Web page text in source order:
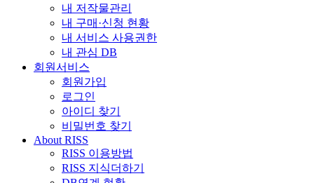
내 저작물관리
내 구매·신청 현황
내 서비스 사용권한
내 관심 DB
회원서비스
회원가입
로그인
아이디 찾기
비밀번호 찾기
About RISS
RISS 이용방법
RISS 지식더하기